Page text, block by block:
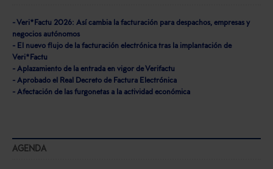
- Veri*Factu 2026: Así cambia la facturación para despachos, empresas y
negocios autónomos
- El nuevo flujo de la facturación electrónica tras la implantación de
Veri*Factu
- Aplazamiento de la entrada en vigor de Verifactu
- Aprobado el Real Decreto de Factura Electrónica
- Afectación de las furgonetas a la actividad económica
AGENDA